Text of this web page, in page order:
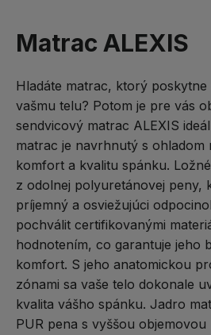
Matrac ALEXIS
Hladáte matrac, ktorý
vašmu telu? Potom je pre vás
sendvicový matrac ALEXIS
matrac je navrhnutý s ohladom
komfort a kvalitu spánku.
z odolnej polyuretánovej peny,
príjemný a osviežujúci
pochválit certifikovanými
hodnotením, co garantuje jeho
komfort. S jeho anatomickou
zónami sa vaše telo dokonale
kvalita vášho spánku. Jadro
PUR pena s vyššou